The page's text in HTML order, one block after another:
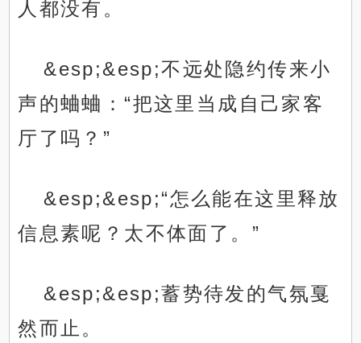
人都没有。
&esp;&esp;不远处隐约传来小
声的蛐蛐：“把这里当成自己家客
厅了吗？”
&esp;&esp;“怎么能在这里释放
信息素呢？太不体面了。”
&esp;&esp;蓄势待发的气氛戛
然而止。